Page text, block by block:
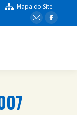
Mapa do Site